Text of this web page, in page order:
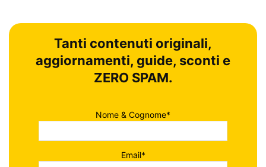
Tanti contenuti originali,
aggiornamenti, guide, sconti e
ZERO SPAM.
Nome & Cognome*
Email*